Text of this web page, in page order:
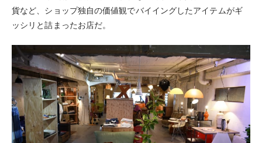
貨など、ショップ独自の価値観でバイイングしたアイテムがギ
ッシリと詰まったお店だ。